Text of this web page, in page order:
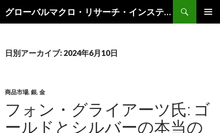
グローバルマクロ・リサーチ・インスティテュート
索
ン
キ
プ
日別アーカイブ: 2024年6月10日
商品市場, 銀, 金
フォン・グライアーツ氏: ゴ
ールドとシルバーの本当の